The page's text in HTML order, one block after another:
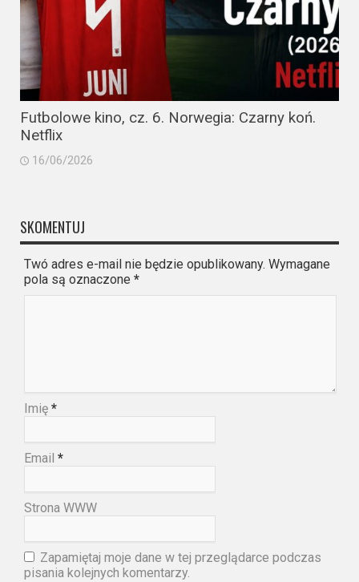
Futbolowe kino, cz. 6. Norwegia: Czarny koń.
Netflix
16/06/2026
SKOMENTUJ
Twó adres e-mail nie będzie opublikowany. Wymagane
pola są oznaczone *
Imię *
Email *
Strona WWW
Zapamiętaj moje dane w tej przeglądarce podczas
pisania kolejnych komentarzy.